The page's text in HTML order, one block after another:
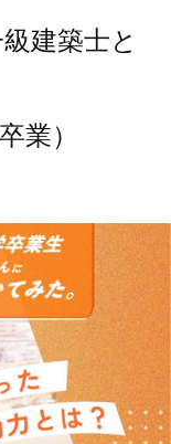
建築士と
業）